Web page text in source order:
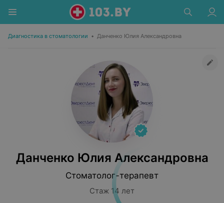
Диагностика в стоматологии • Данченко Юлия Александровна
Данченко Юлия Александровна
Стоматолог-терапевт
Стаж 14 лет